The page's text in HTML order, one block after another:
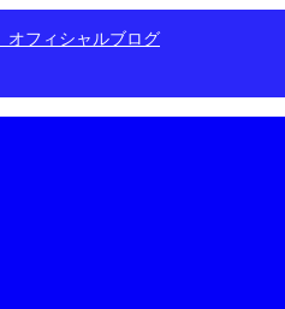
オフィシャルブログ